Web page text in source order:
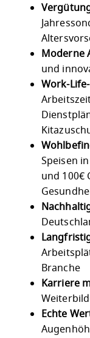
Moderne
und
Work-
Speisen
und 100€
Branche
Karriere
Echte